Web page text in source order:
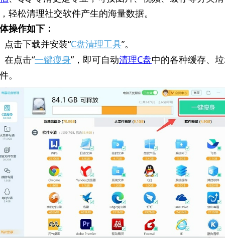
轻松清理社交软件产生的海量数据。
操作如下：
点击下载并安装“C盘清理工具”。
在点击“一键瘦身”，即可自动清理C盘中的各种缓存、
。